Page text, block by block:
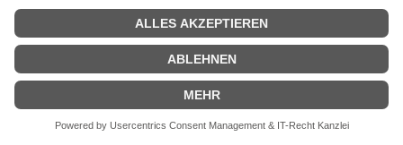
n.n.v. - Die offizielle Nina Weniger Homepage
Movies Nina Weniger Filme
| Biografie kurz |Personen|Impressum|